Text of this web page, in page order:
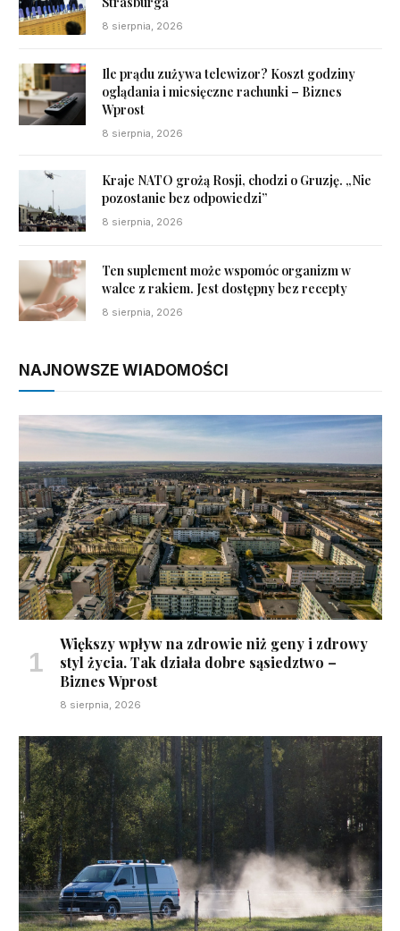
8 sierpnia, 2026
Ile prądu zużywa telewizor? Koszt godziny
oglądania i miesięczne rachunki – Biznes
Wprost
8 sierpnia, 2026
Kraje NATO grożą Rosji, chodzi o Gruzję. „Nie
pozostanie bez odpowiedzi”
8 sierpnia, 2026
Ten suplement może wspomóc organizm w
walce z rakiem. Jest dostępny bez recepty
8 sierpnia, 2026
NAJNOWSZE WIADOMOŚCI
Większy wpływ na zdrowie niż geny i zdrowy
styl życia. Tak działa dobre sąsiedztwo –
Biznes Wprost
8 sierpnia, 2026